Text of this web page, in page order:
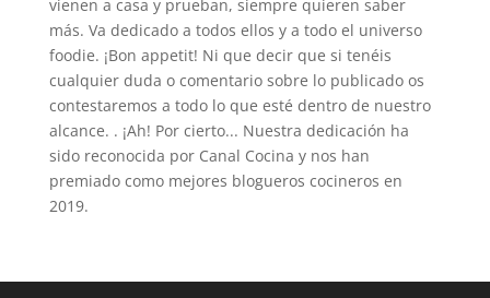
vienen a casa y prueban, siempre quieren saber
más. Va dedicado a todos ellos y a todo el universo
foodie. ¡Bon appetit! Ni que decir que si tenéis
cualquier duda o comentario sobre lo publicado os
contestaremos a todo lo que esté dentro de nuestro
alcance. . ¡Ah! Por cierto... Nuestra dedicación ha
sido reconocida por Canal Cocina y nos han
premiado como mejores blogueros cocineros en
2019.